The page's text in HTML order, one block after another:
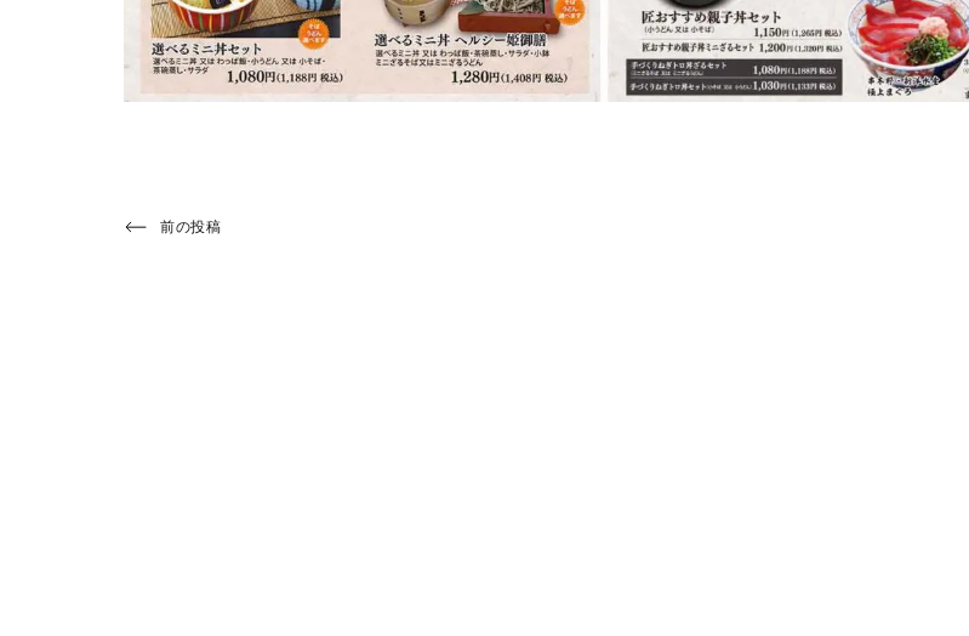
投
Previous
前の投稿